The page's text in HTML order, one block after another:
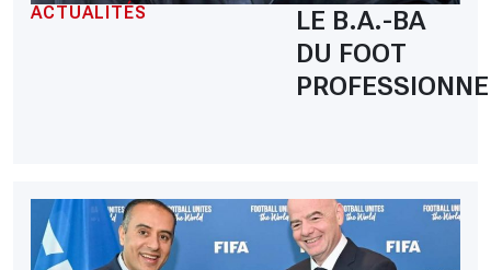
ACTUALITÉS
LE B.A.-BA
DU FOOT